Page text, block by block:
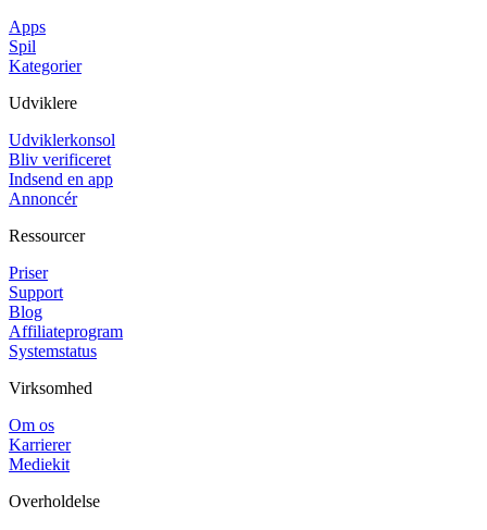
Apps
Spil
Kategorier
Udviklere
Udviklerkonsol
Bliv verificeret
Indsend en app
Annoncér
Ressourcer
Priser
Support
Blog
Affiliateprogram
Systemstatus
Virksomhed
Om os
Karrierer
Mediekit
Overholdelse